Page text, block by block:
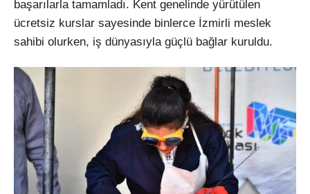
başarılarla tamamladı. Kent genelinde yürütülen
ücretsiz kurslar sayesinde binlerce İzmirli meslek
sahibi olurken, iş dünyasıyla güçlü bağlar kuruldu.